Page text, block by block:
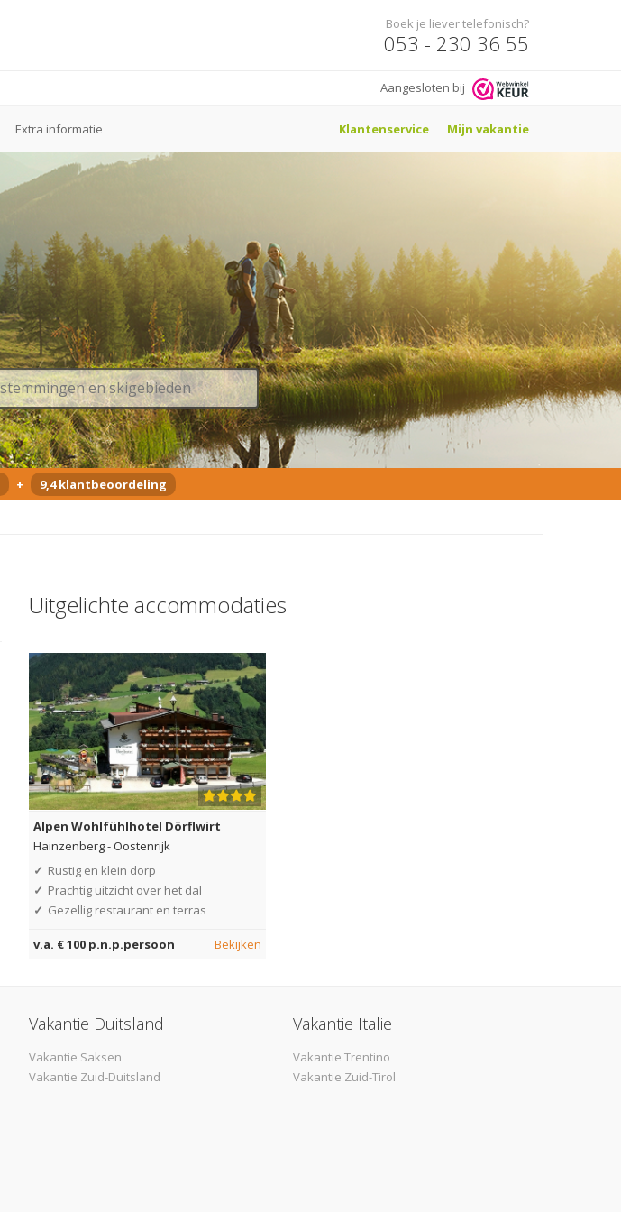
Boek je liever telefonisch?
053 - 230 36 55
Aangesloten bij
Extra informatie Klantenservice Mijn vakantie
+ 9,4 klantbeoordeling
Uitgelichte accommodaties
Alpen Wohlfühlhotel Dörflwirt
Hainzenberg-Oostenrijk
✓ Rustig en klein dorp
✓ Prachtig uitzicht over het dal
✓ Gezellig restaurant en terras
v.a. € 100 p.n.p.persoon Bekijken
Vakantie Duitsland
Vakantie Saksen
Vakantie Zuid-Duitsland
Vakantie Italie
Vakantie Trentino
Vakantie Zuid-Tirol